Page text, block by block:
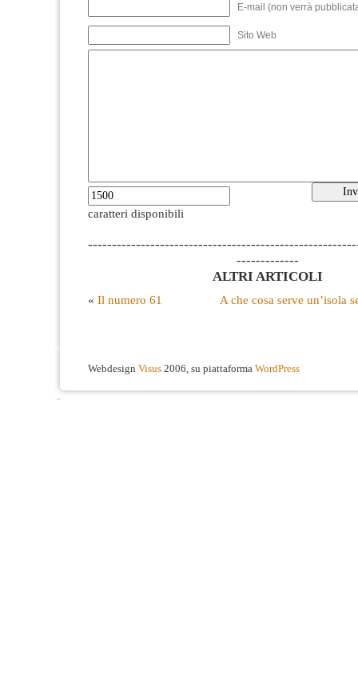
E-mail (non verrà
Sito Web
caratteri disponibili
-------------
ALTRI ARTICOLI
« Il numero 61 A che cosa serve un’isola
Webdesign Visus 2006, su piattaforma WordPress